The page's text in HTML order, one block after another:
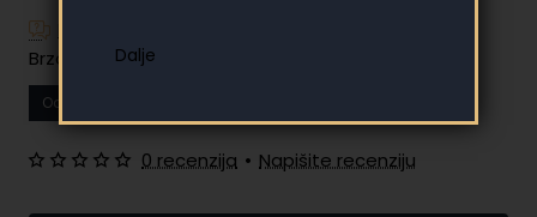
Brzo i jednostavno plaćanje na rate
Od
0 recenzija • Napišite recenziju